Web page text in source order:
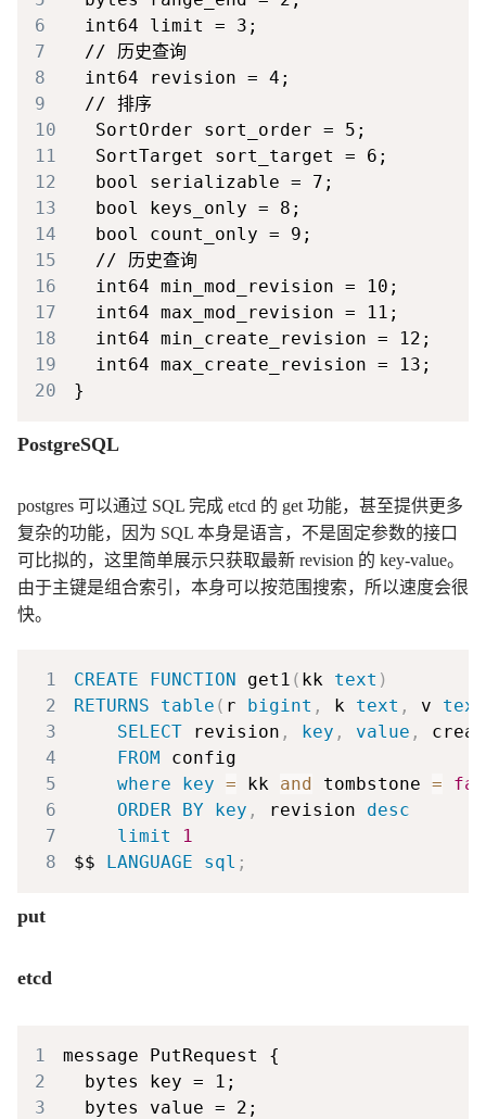
6
7
8
9
10
11
12
13
14
15
16
17
18
19
20
PostgreSQL
postgres 可以通过 SQL 完成 etcd 的 get 功能，甚至提供更多
复杂的功能，因为 SQL 本身是语言，不是固定参数的接口
可比拟的，这里简单展示只获取最新 revision 的 key-value。
由于主键是组合索引，本身可以按范围搜索，所以速度会很
快。
1 CREATE FUNCTION get1 ( kk text )
2
RETURNS table ( r bigint , k text , v text
3
SELECT revision , key , value ,
4
FROM
5
where key = kk and tombstone =
6
ORDER BY key , revision desc
7
limit
1
8
$$ LANGUAGE sql ;
put
etcd
1
2
3